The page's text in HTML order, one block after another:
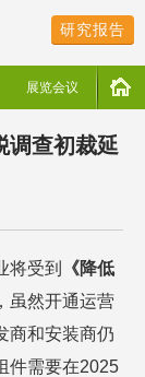
研究报告
展览会议
调查初裁延
将受到
《降低
虽然开通运营
商和安装商仍
件需要在2025